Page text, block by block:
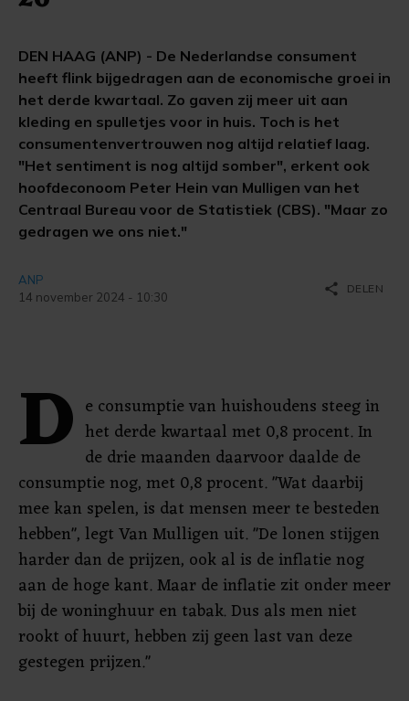
DEN HAAG (ANP) - De Nederlandse consument
heeft flink bijgedragen aan de economische groei in
het derde kwartaal. Zo gaven zij meer uit aan
kleding en spulletjes voor in huis. Toch is het
consumentenvertrouwen nog altijd relatief laag.
"Het sentiment is nog altijd somber", erkent ook
hoofdeconoom Peter Hein van Mulligen van het
Centraal Bureau voor de Statistiek (CBS). "Maar zo
gedragen we ons niet."
ANP
14 november 2024 - 10:30
share DELEN
D e consumptie van huishoudens steeg in
het derde kwartaal met 0,8 procent. In
de drie maanden daarvoor daalde de
consumptie nog, met 0,8 procent. "Wat daarbij
mee kan spelen, is dat mensen meer te besteden
hebben", legt Van Mulligen uit. "De lonen stijgen
harder dan de prijzen, ook al is de inflatie nog
aan de hoge kant. Maar de inflatie zit onder meer
bij de woninghuur en tabak. Dus als men niet
rookt of huurt, hebben zij geen last van deze
gestegen prijzen."